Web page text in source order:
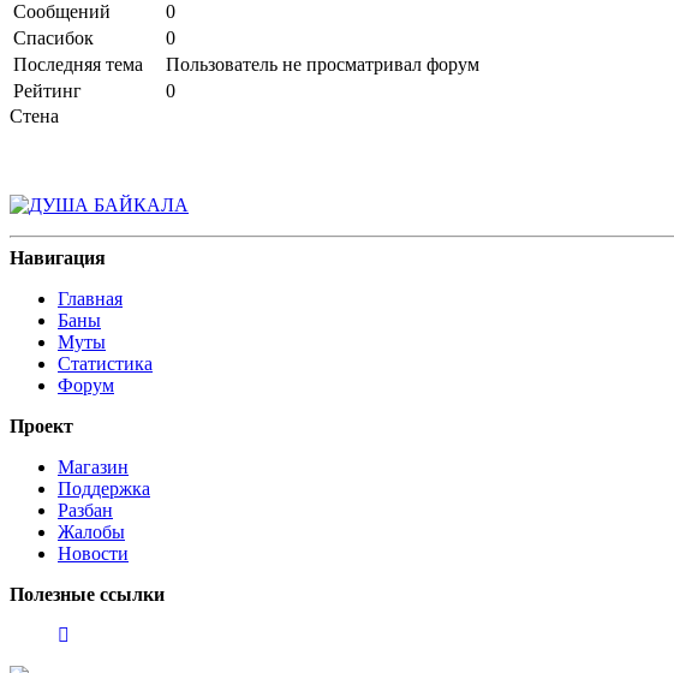
Сообщений
0
Спасибок
0
Последняя тема
Пользователь не просматривал форум
Рейтинг
0
Стена
Навигация
Главная
Баны
Муты
Статистика
Форум
Проект
Магазин
Поддержка
Разбан
Жалобы
Новости
Полезные ссылки